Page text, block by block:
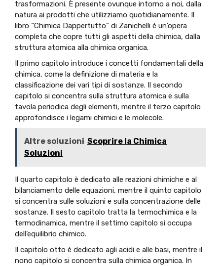
trasformazioni. È presente ovunque intorno a noi, dalla
natura ai prodotti che utilizziamo quotidianamente. Il
libro “Chimica Dappertutto” di Zanichelli è un’opera
completa che copre tutti gli aspetti della chimica, dalla
struttura atomica alla chimica organica.
Il primo capitolo introduce i concetti fondamentali della
chimica, come la definizione di materia e la
classificazione dei vari tipi di sostanze. Il secondo
capitolo si concentra sulla struttura atomica e sulla
tavola periodica degli elementi, mentre il terzo capitolo
approfondisce i legami chimici e le molecole.
Altre soluzioni Scoprire la Chimica
Soluzioni
Il quarto capitolo è dedicato alle reazioni chimiche e al
bilanciamento delle equazioni, mentre il quinto capitolo
si concentra sulle soluzioni e sulla concentrazione delle
sostanze. Il sesto capitolo tratta la termochimica e la
termodinamica, mentre il settimo capitolo si occupa
dell’equilibrio chimico.
Il capitolo otto è dedicato agli acidi e alle basi, mentre il
nono capitolo si concentra sulla chimica organica. In